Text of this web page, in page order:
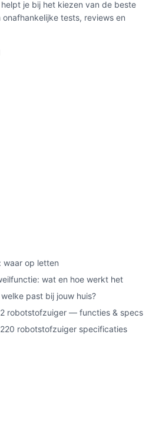
je bij het kiezen van de beste
tests, reviews en
waar op letten
wat en hoe werkt het
past bij jouw huis?
2 robotstofzuiger — functies & specs
220 robotstofzuiger specificaties